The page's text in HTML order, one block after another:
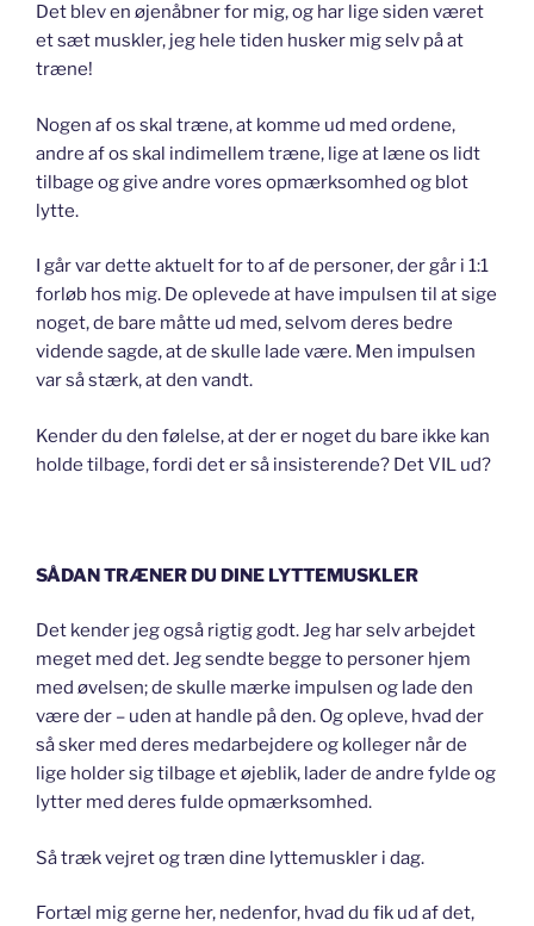
Det blev en øjenåbner for mig, og har lige siden været
et sæt muskler, jeg hele tiden husker mig selv på at
træne!
Nogen af os skal træne, at komme ud med ordene,
andre af os skal indimellem træne, lige at læne os lidt
tilbage og give andre vores opmærksomhed og blot
lytte.
I går var dette aktuelt for to af de personer, der går i 1:1
forløb hos mig. De oplevede at have impulsen til at sige
noget, de bare måtte ud med, selvom deres bedre
vidende sagde, at de skulle lade være. Men impulsen
var så stærk, at den vandt.
Kender du den følelse, at der er noget du bare ikke kan
holde tilbage, fordi det er så insisterende? Det VIL ud?
SÅDAN TRÆNER DU DINE LYTTEMUSKLER
Det kender jeg også rigtig godt. Jeg har selv arbejdet
meget med det. Jeg sendte begge to personer hjem
med øvelsen; de skulle mærke impulsen og lade den
være der – uden at handle på den. Og opleve, hvad der
så sker med deres medarbejdere og kolleger når de
lige holder sig tilbage et øjeblik, lader de andre fylde og
lytter med deres fulde opmærksomhed.
Så træk vejret og træn dine lyttemuskler i dag.
Fortæl mig gerne her, nedenfor, hvad du fik ud af det,